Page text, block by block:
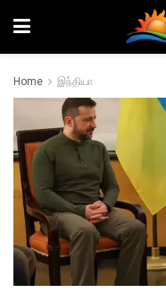
Home இந்தியா